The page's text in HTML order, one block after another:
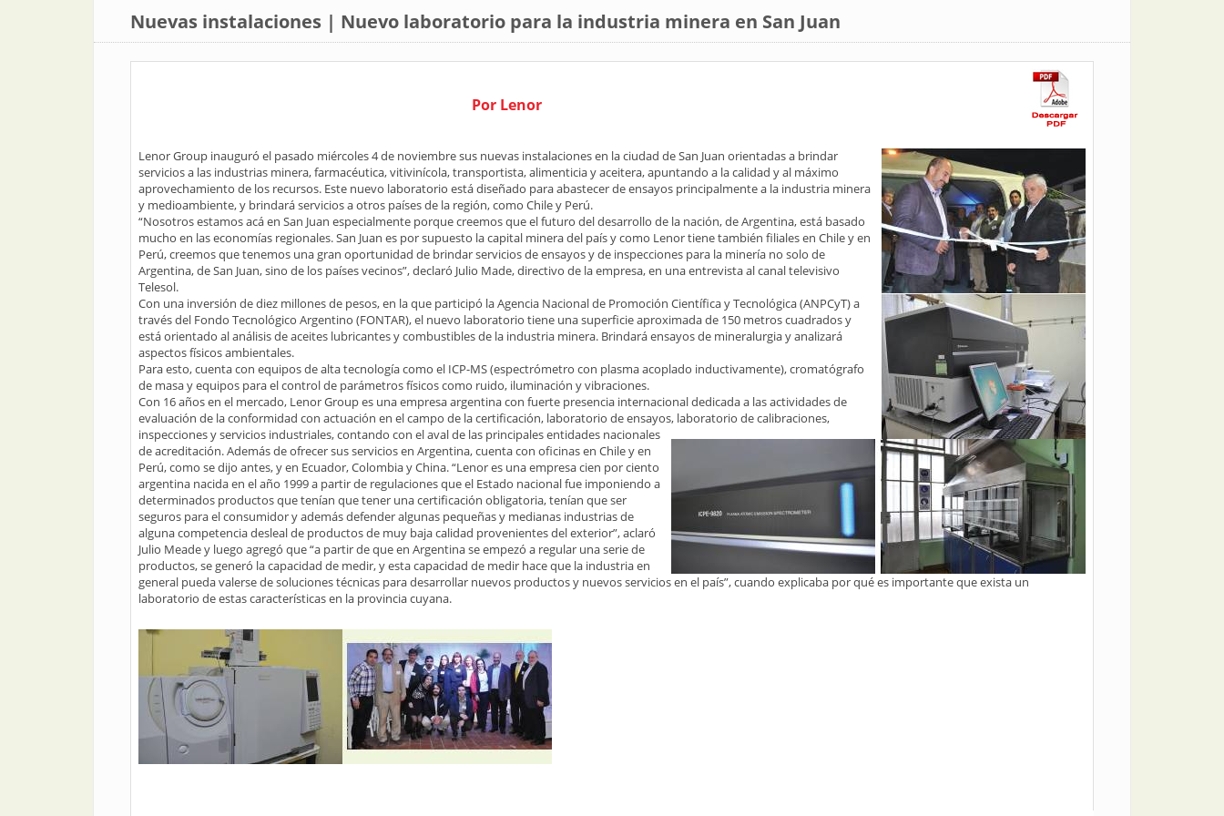
Nuevas instalaciones | Nuevo laboratorio para la industria minera en San Juan
Por Lenor
Lenor Group inauguró el pasado miércoles 4 de noviembre sus nuevas instalaciones en la ciudad de San Juan orientadas a brindar
servicios a las industrias minera, farmacéutica, vitivinícola, transportista, alimenticia y aceitera, apuntando a la calidad y al máximo
aprovechamiento de los recursos. Este nuevo laboratorio está diseñado para abastecer de ensayos principalmente a la industria minera
y medioambiente, y brindará servicios a otros países de la región, como Chile y Perú.
“Nosotros estamos acá en San Juan especialmente porque creemos que el futuro del desarrollo de la nación, de Argentina, está basado
mucho en las economías regionales. San Juan es por supuesto la capital minera del país y como Lenor tiene también filiales en Chile y en
Perú, creemos que tenemos una gran oportunidad de brindar servicios de ensayos y de inspecciones para la minería no solo de
Argentina, de San Juan, sino de los países vecinos”, declaró Julio Made, directivo de la empresa, en una entrevista al canal televisivo
Telesol.
Con una inversión de diez millones de pesos, en la que participó la Agencia Nacional de Promoción Científica y Tecnológica (ANPCyT) a
través del Fondo Tecnológico Argentino (FONTAR), el nuevo laboratorio tiene una superficie aproximada de 150 metros cuadrados y
está orientado al análisis de aceites lubricantes y combustibles de la industria minera. Brindará ensayos de mineralurgia y analizará
aspectos físicos ambientales.
Para esto, cuenta con equipos de alta tecnología como el ICP-MS (espectrómetro con plasma acoplado inductivamente), cromatógrafo
de masa y equipos para el control de parámetros físicos como ruido, iluminación y vibraciones.
Con 16 años en el mercado, Lenor Group es una empresa argentina con fuerte presencia internacional dedicada a las actividades de
evaluación de la conformidad con actuación en el campo de la certificación, laboratorio de ensayos, laboratorio de calibraciones,
inspecciones y servicios industriales, contando con el aval de las principales entidades nacionales
de acreditación. Además de ofrecer sus servicios en Argentina, cuenta con oficinas en Chile y en
Perú, como se dijo antes, y en Ecuador, Colombia y China. “Lenor es una empresa cien por ciento
argentina nacida en el año 1999 a partir de regulaciones que el Estado nacional fue imponiendo a
determinados productos que tenían que tener una certificación obligatoria, tenían que ser
seguros para el consumidor y además defender algunas pequeñas y medianas industrias de
alguna competencia desleal de productos de muy baja calidad provenientes del exterior”, aclaró
Julio Meade y luego agregó que “a partir de que en Argentina se empezó a regular una serie de
productos, se generó la capacidad de medir, y esta capacidad de medir hace que la industria en
general pueda valerse de soluciones técnicas para desarrollar nuevos productos y nuevos servicios en el país”, cuando explicaba por qué es importante que exista un
laboratorio de estas características en la provincia cuyana.